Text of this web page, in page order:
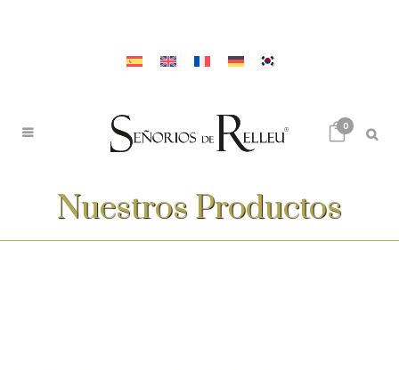
0
Nuestros Productos